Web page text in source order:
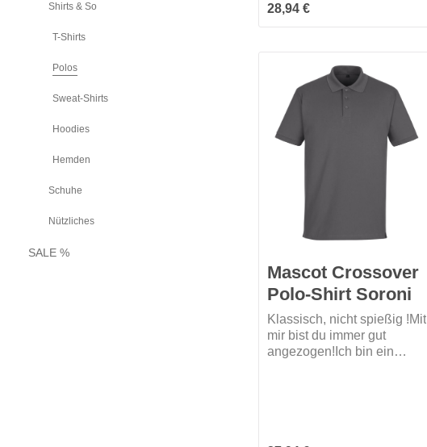
Shirts & So
T-Shirts
Polos
Sweat-Shirts
Hoodies
Hemden
Schuhe
Nützliches
SALE %
Regulärer Preis:
28,94 €
Mascot Crossover
Polo-Shirt Soroni
Klassisch, nicht spießig !Mit
mir bist du immer gut
angezogen!Ich bin ein